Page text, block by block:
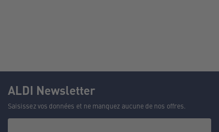
ALDI Newsletter
Saisissez vos données et ne manquez aucune de nos offres.